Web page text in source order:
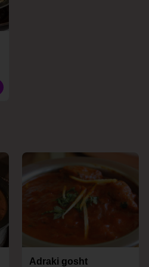
Adraki gosht